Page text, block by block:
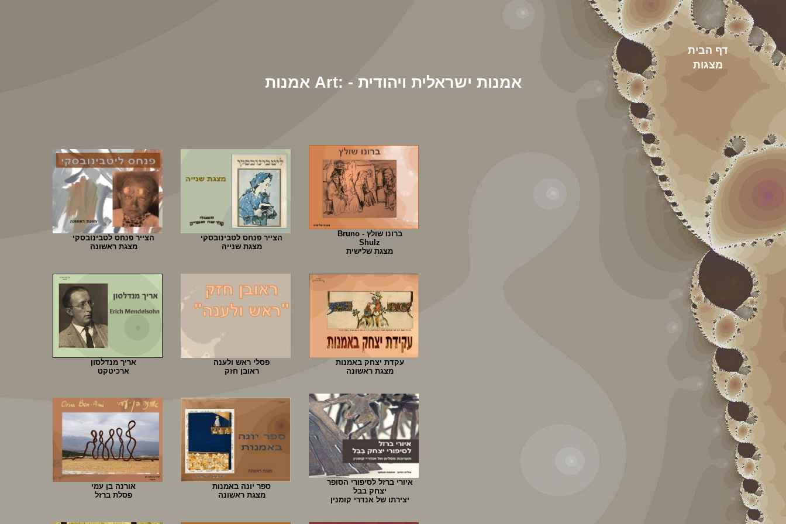
דף הבית
מצגות
אמנות Art: - אמנות ישראלית ויהודית
הצייר פנחס לטבינובסקי
מצגת ראשונה
הצייר פנחס לטבינובסקי
מצגת שנייה
ברונו שולץ - Bruno
Shulz
מצגת שלישית
אריך מנדלסון
ארכיטקט
פסלי ראש ולענה
ראובן חזק
עקדת יצחק באמנות
מצגת ראשונה
אורנה בן עמי
פסלת ברזל
ספר יונה באמנות
מצגת ראשונה
איורי ברזל לסיפורי הסופר
יצחק בבל
יצירתו של אנדרי קומנין